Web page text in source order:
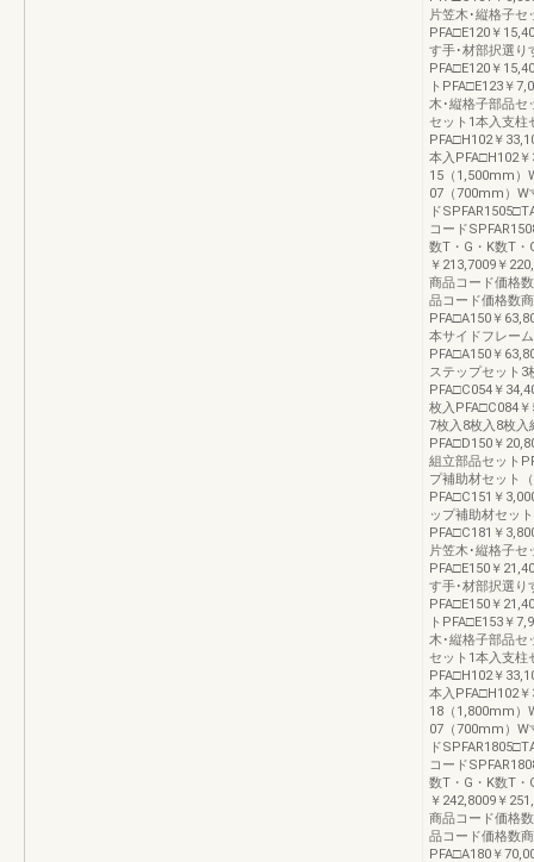
片笠木･縦格子セ
PFA□E120￥
す手･材部択選り
PFA□E120￥
トPFA□E123￥
木･縦格子部品セ
セット1本入支柱
PFA□H102￥
本入PFA□H102
15（1,500mm）
07（700mm）
ド
コード
数T・G・K数T・
￥213,7009￥
商品コード価格
品コード価格数
PFA□A150￥
本サイドフレー
PFA□A150￥
ステップセット3
PFA□C054￥
枚入PFA□C084
7枚入8枚入8枚入
PFA□D150￥
組立部品セット
プ補助材セット
PFA□C151￥
ップ補助材セッ
PFA□C181￥
片笠木･縦格子セ
PFA□E150￥
す手･材部択選り
PFA□E150￥
トPFA□E153￥
木･縦格子部品セ
セット1本入支柱
PFA□H102￥
本入PFA□H102
18（1,800mm）
07（700mm）
ド
コード
数T・G・K数T・
￥242,8009￥
商品コード価格
品コード価格数
PFA□A180￥